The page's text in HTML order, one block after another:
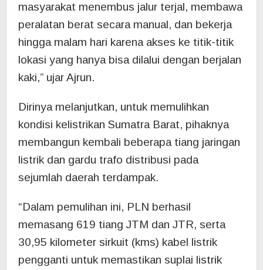
masyarakat menembus jalur terjal, membawa
peralatan berat secara manual, dan bekerja
hingga malam hari karena akses ke titik-titik
lokasi yang hanya bisa dilalui dengan berjalan
kaki,” ujar Ajrun.
Dirinya melanjutkan, untuk memulihkan
kondisi kelistrikan Sumatra Barat, pihaknya
membangun kembali beberapa tiang jaringan
listrik dan gardu trafo distribusi pada
sejumlah daerah terdampak.
“Dalam pemulihan ini, PLN berhasil
memasang 619 tiang JTM dan JTR, serta
30,95 kilometer sirkuit (kms) kabel listrik
pengganti untuk memastikan suplai listrik